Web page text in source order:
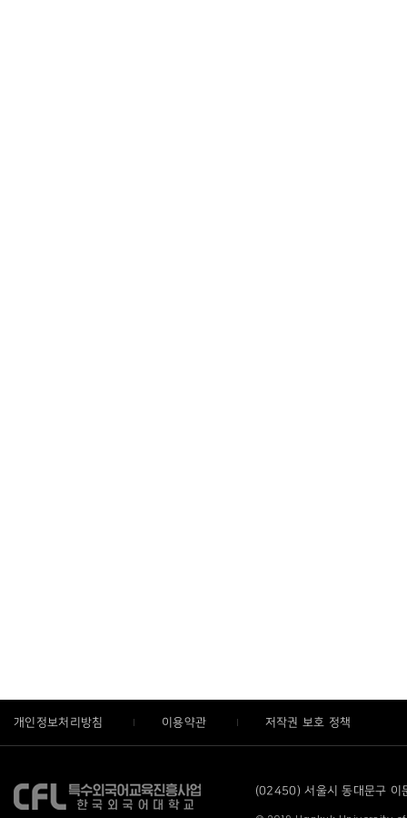
개인정보처리방침 이용약관 저작권 보호 정책
(02450) 서울시 동대문구